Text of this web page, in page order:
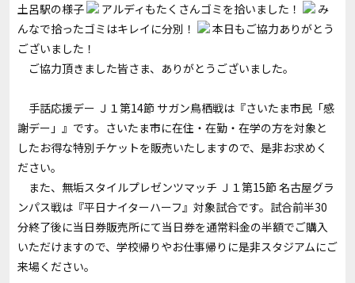
土呂駅の様子
アルディもたくさんゴミを拾いました！
み
んなで拾ったゴミはキレイに分別！
本日もご協力ありがとう
ございました！
ご協力頂きました皆さま、ありがとうございました。
手話応援デー Ｊ１第14節 サガン鳥栖戦は『さいたま市民「感
謝デー」』です。さいたま市に在住・在勤・在学の方を対象と
したお得な特別チケットを販売いたしますので、是非お求めく
ださい。
また、無垢スタイルプレゼンツマッチ Ｊ１第15節 名古屋グラ
ンパス戦は『平日ナイターハーフ』対象試合です。試合前半30
分終了後に当日券販売所にて当日券を通常料金の半額でご購入
いただけますので、学校帰りやお仕事帰りに是非スタジアムにご
来場ください。